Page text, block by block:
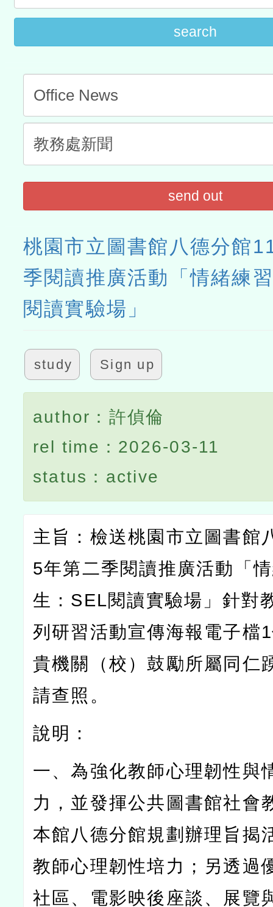
search
send out
桃園市立圖書館八德分館
季閱讀推廣活動「情緒練
閱讀實驗場」
study Sign up
author：許偵倫
rel time：2026-03-11
status：active
主旨：檢送桃園市立圖書館
5年第二季閱讀推廣活動「
生： SEL閱讀實驗場」針對
列研習活動宣傳海報電子檔1
貴機關（校）鼓勵所屬同仁
請查照。
說明：
一、為強化教師心理韌性與
力，並發揮公共圖書館社會
本館八德分館規劃辦理旨揭
教師心理韌性培力；另透過
社區、電影映後座談、展覽